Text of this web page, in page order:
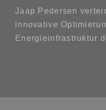
Jaap Pedersen
innovative
Energieinfrastruktur